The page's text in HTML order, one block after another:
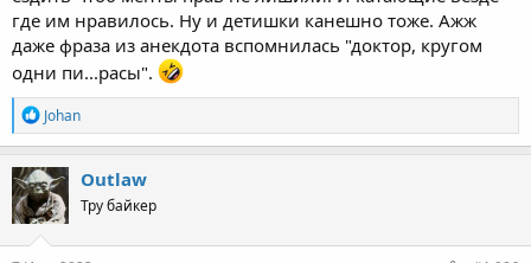
где им нравилось. Ну и детишки канешно тоже. Ажж
даже фраза из анекдота вспомнилась "доктор, кругом
одни пи...расы".
R
e
a
c
t
i
o
n
Johan
Outlaw
Тру байкер